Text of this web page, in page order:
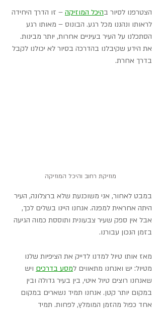
הצטרפנו לסיור בהיכל המוזיקה – זו הדרך היחידה
לראותו ונהננו מכל רגע. הבונוס – מאותו רגע
הסתכלנו על העיר בעיניים אחרות, יותר מבינות.
את הידע שקיבלנו בהדרכה בסיור לא יכולנו לקבל
בדרך אחרת.
מוזיקת רחוב והיכל המוזיקה
במבט לאחור, אני משוכנעת שלא ברצלונה, העיר
היתה אחראית למפנה. אנחנו היינו בשלים לכך,
אבל אין ספק שעיר צבעונית ותוססת כמוה הגיעה
בזמן הנכון עבורנו.
מאז אותו טיול למדנו לדייק את הציפיות שלנו
מטיול: יש ואנחנו מתאווים למסע בדרכים ויש
שאנחנו רוצים טיול איטי, בין בעיר גדולה ובין
במקום יותר קטן. אנחנו תמיד נשארים במקום
אחד כפול מהזמן המומלץ, לפחות. תמיד